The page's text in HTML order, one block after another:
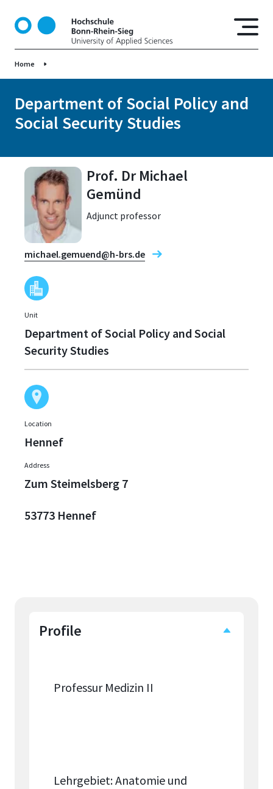
o
c
Home
Department of Social Policy and
Social Security Studies
Prof. Dr Michael
Gemünd
Adjunct professor
michael.gemuend@h-brs.de
Unit
Department of Social Policy and Social
Security Studies
Location
Hennef
Address
Zum Steimelsberg 7
53773 Hennef
Profile
Professur Medizin II
Lehrgebiet: Anatomie und